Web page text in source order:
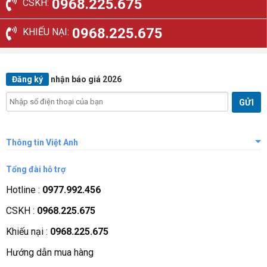
CSKH: 0968.225.675
KHIẾU NẠI: 0968.225.675
Đăng ký nhận báo giá 2026
Thông tin Việt Anh
Giới thiệu công ty
Tầm nhìn sứ mệnh
Quá trình phát triển
Các chứng nhận
Liên hệ, góp ý
Tổng đài hỗ trợ
Hotline : 0977.992.456
CSKH : 0968.225.675
Khiếu nại : 0968.225.675
Hướng dẫn mua hàng